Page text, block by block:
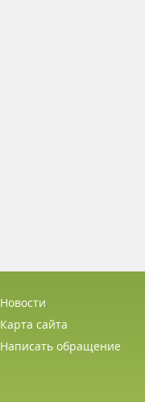
Новости
Карта сайта
Написать обращение